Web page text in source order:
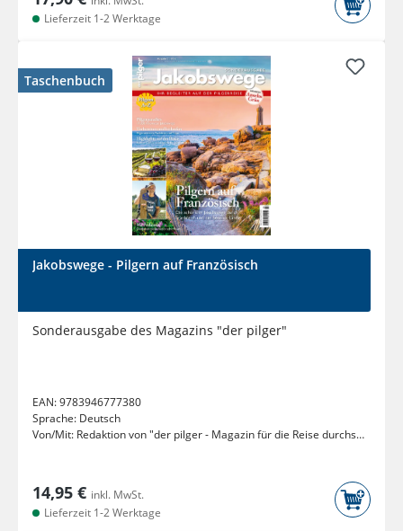
Lieferzeit 1-2 Werktage
Taschenbuch
Jakobswege - Pilgern auf Französisch
Sonderausgabe des Magazins "der pilger"
EAN:9783946777380
Sprache: Deutsch
Von/Mit: Redaktion von "der pilger - Magazin für die Reise durchs
14,95 € inkl. MwSt.
Lieferzeit 1-2 Werktage